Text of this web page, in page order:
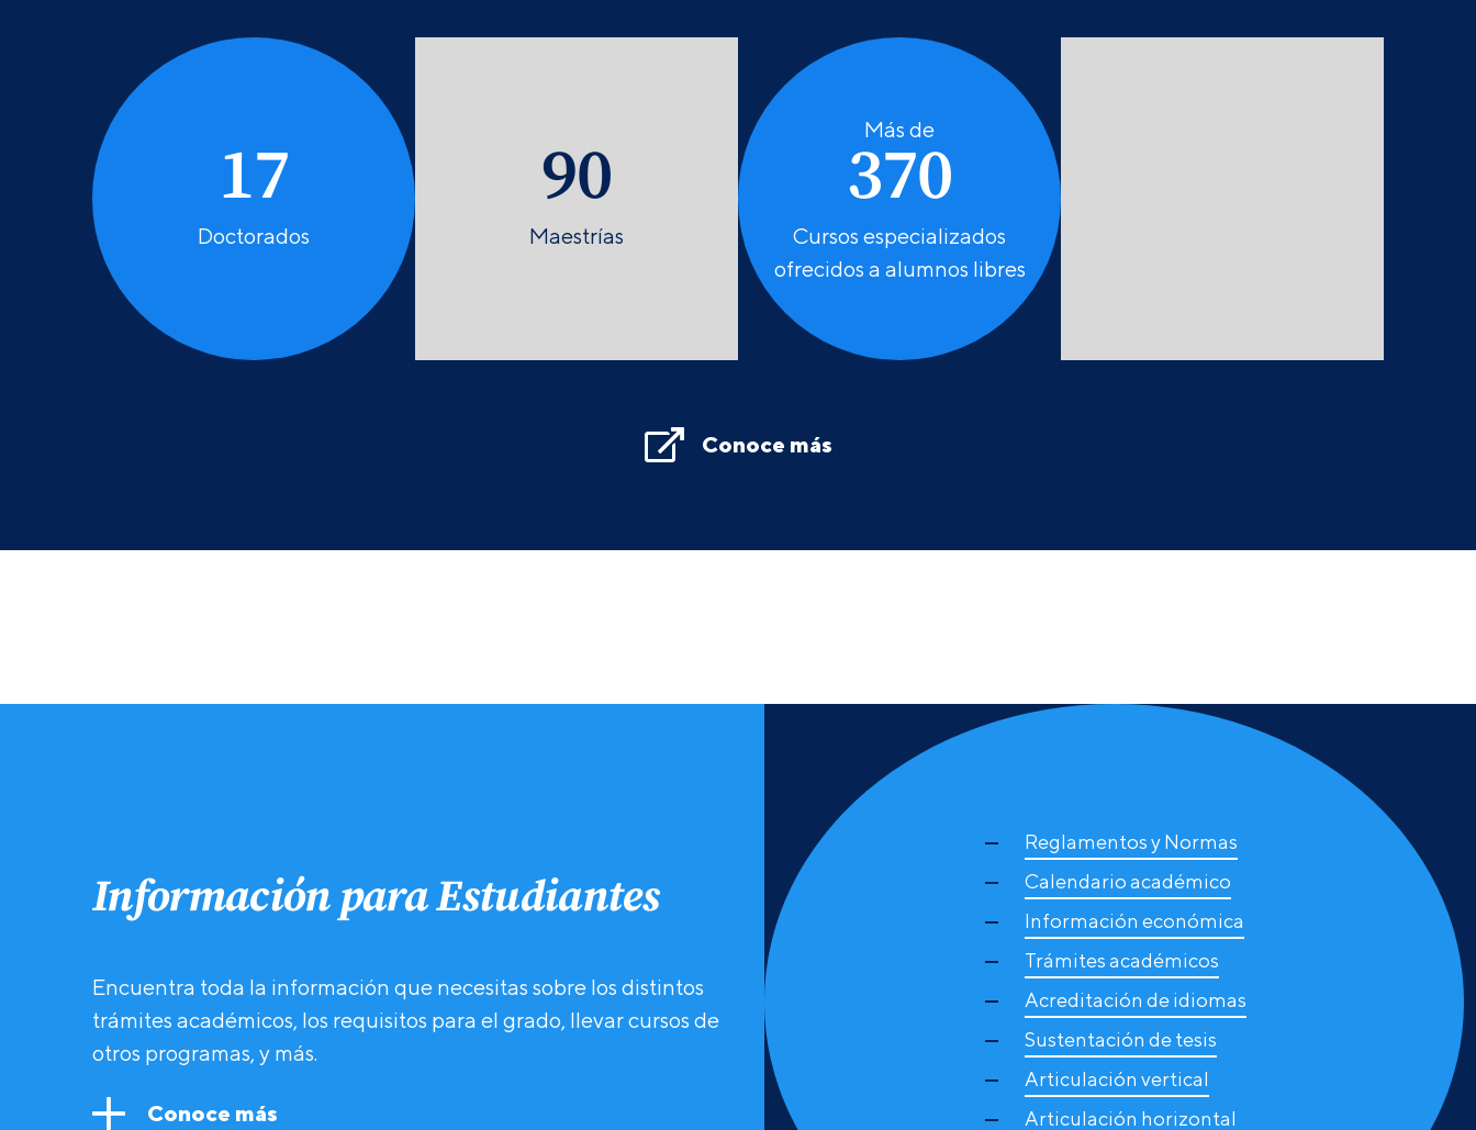
17
Doctorados
90
Maestrías
Más de
370
Cursos especializados
ofrecidos a alumnos libres
Conoce más
Información para Estudiantes
Encuentra toda la información que necesitas sobre los distintos
trámites académicos, los requisitos para el grado, llevar cursos de
otros programas, y más.
Conoce más
Reglamentos y Normas
Calendario académico
Información económica
Trámites académicos
Acreditación de idiomas
Sustentación de tesis
Articulación vertical
Articulación horizontal